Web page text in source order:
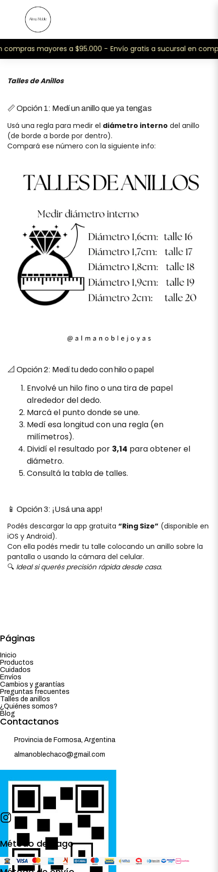
compras mayores a $95.000 - Envío gratis a sucursal en
Talles de Anillos
📏 Opción 1: Medí un anillo que ya tengas
Usá una regla para medir el diámetro interno del anillo
(de borde a borde por dentro).
Compará ese número con la siguiente info:
📐 Opción 2: Medí tu dedo con hilo o papel
Envolvé un hilo fino o una tira de papel
alrededor del dedo.
Marcá el punto donde se une.
Medí esa longitud con una regla (en
milímetros).
Dividí el resultado por 3,14 para obtener el
diámetro.
Consultá la tabla de talles.
📱 Opción 3: ¡Usá una app!
Podés descargar la app gratuita “Ring Size” (disponible en
iOS y Android).
Con ella podés medir tu talle colocando un anillo sobre la
pantalla o usando la cámara del celular.
🔍 Ideal si querés precisión rápida desde casa.
Páginas
Inicio
Productos
Cuidados
Envíos
Cambios y garantías
Preguntas frecuentes
Talles de anillos
¿Quiénes somos?
Blog
Contactanos
Provincia de Formosa, Argentina
almanoblechaco@gmail.com
Método de pago